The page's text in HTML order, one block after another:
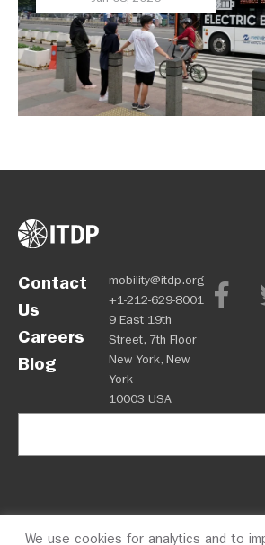
Contact
Us
Careers
Blog
mobility@itdp.org
+1-212-629-8001
9 East 19th
Street, 7th Floor
New York, New
York
10003 USA
We use cookies for analytics and to